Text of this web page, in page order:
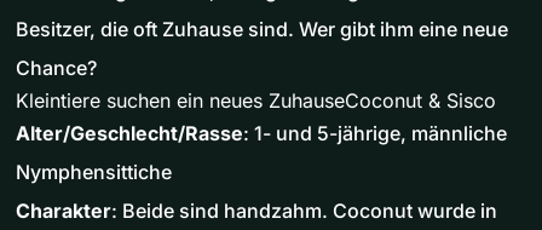
Besitzer, die oft Zuhause sind. Wer gibt ihm eine neue
Chance?
Kleintiere suchen ein neues ZuhauseCoconut & Sisco
Alter/Geschlecht/Rasse: 1- und 5-jährige, männliche
Nymphensittiche
Charakter: Beide sind handzahm. Coconut wurde in